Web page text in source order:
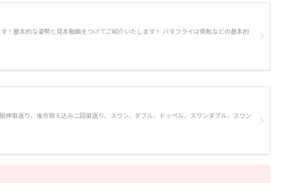
基本的な姿勢と見本動画をつけてご紹介いたします！ バタフライは側転などの基本的
返り、後方抱え込み二回宙返り、スワン、ダブル、ドッペル、スワンダブル、スワン